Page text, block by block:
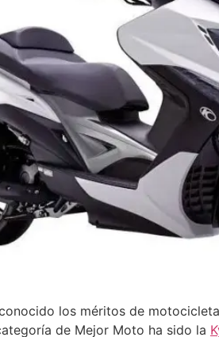
los méritos de
de Mejor Moto ha sido la